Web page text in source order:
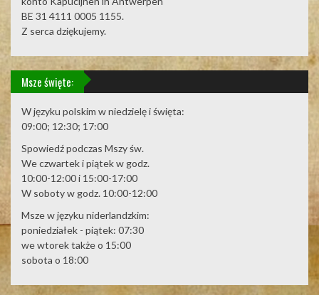
BE 31 4111 0005 1155.
Z serca dziękujemy.
Msze święte:
W języku polskim w niedzielę i święta:
09:00; 12:30; 17:00
Spowiedź podczas Mszy św.
We czwartek i piątek w godz.
10:00-12:00 i 15:00-17:00
W soboty w godz. 10:00-12:00
Msze w języku niderlandzkim:
poniedziałek - piątek: 07:30
we wtorek także o 15:00
sobota o 18:00